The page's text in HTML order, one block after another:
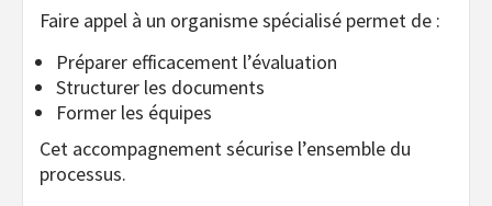
Faire appel à un organisme spécialisé permet de :
Préparer efficacement l’évaluation
Structurer les documents
Former les équipes
Cet accompagnement sécurise l’ensemble du
processus.